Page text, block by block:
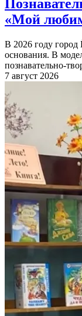
«Мой
В 2026 году город
основания. В
познавательно-
7 август 2026